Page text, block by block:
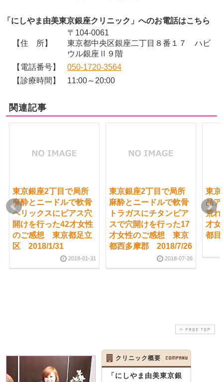
「にしやま由美東京銀座クリニック」へのお電話はこちら
【住 所】
〒104-0061
東京都中央区銀座二丁目８番１７ ハビ
ウル銀座Ⅱ９階
【電話番号】
050-1720-3564
【診療時間】
11:00～20:00
関連記事
東京銀座2丁目で局所
麻酔とニードルで軟骨
ヘリックスにピアス穴
開けを行った42才女性
のご感想 東京都足立
区 2018/1/31
2018-01-31
東京銀座2丁目で局所
麻酔とニードルで軟骨
トラガスにチタンピア
スで穴開けを行った17
才女性のご感想 東京
都西多摩郡 2018/7/26
2018-07-26
東
品
荒
才
都
PAGE TOP
クリニック概要 COMPANY
「にしやま由美東京銀